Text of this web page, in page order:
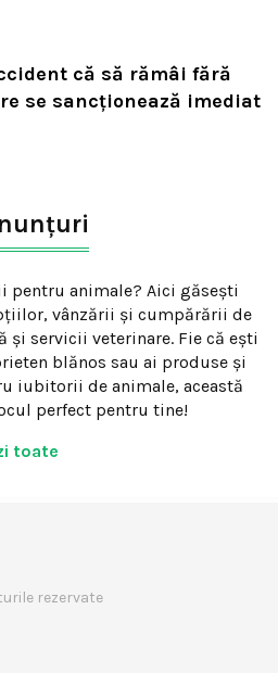
că să rămâi fără
se sancționează imediat
pentru animale? Aici găsești
vânzării și cumpărării de
și servicii veterinare. Fie că ești
blănos sau ai produse și
iubitorii de animale, această
perfect pentru tine!
toate
rezervate